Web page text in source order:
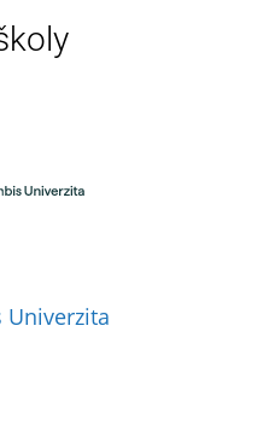
Univerzita